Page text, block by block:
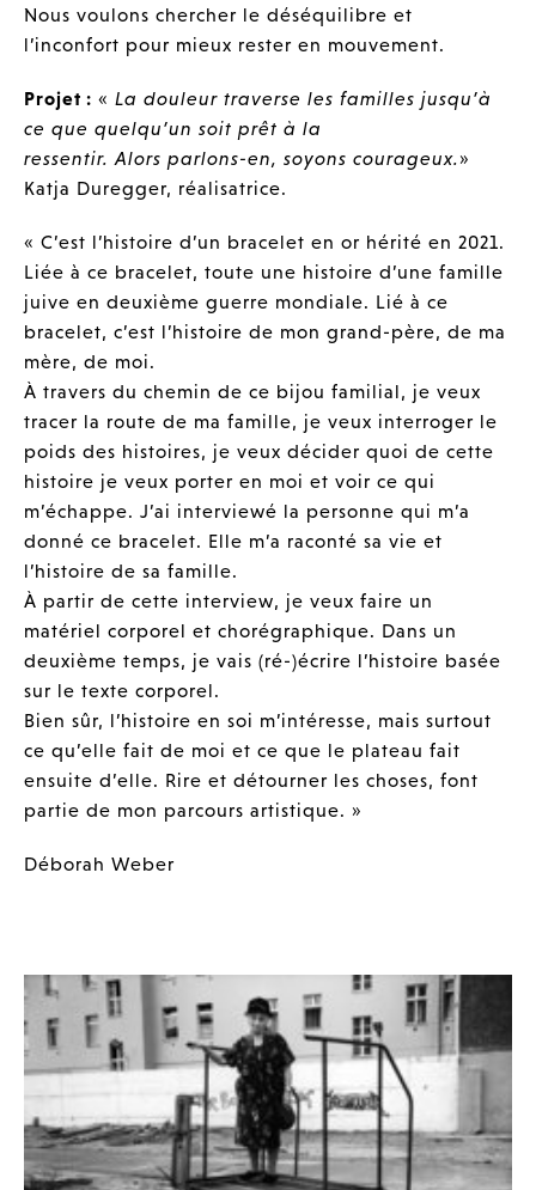
Nous voulons chercher le déséquilibre et
l’inconfort pour mieux rester en mouvement.
Projet : « La douleur traverse les familles jusqu’à
ce que quelqu’un soit prêt à la
ressentir. Alors parlons-en, soyons courageux.»
Katja Duregger, réalisatrice.
« C’est l’histoire d’un bracelet en or hérité en 2021.
Liée à ce bracelet, toute une histoire d’une famille
juive en deuxième guerre mondiale. Lié à ce
bracelet, c’est l’histoire de mon grand-père, de ma
mère, de moi.
À travers du chemin de ce bijou familial, je veux
tracer la route de ma famille, je veux interroger le
poids des histoires, je veux décider quoi de cette
histoire je veux porter en moi et voir ce qui
m’échappe. J’ai interviewé la personne qui m’a
donné ce bracelet. Elle m’a raconté sa vie et
l’histoire de sa famille.
À partir de cette interview, je veux faire un
matériel corporel et chorégraphique. Dans un
deuxième temps, je vais (ré-)écrire l’histoire basée
sur le texte corporel.
Bien sûr, l’histoire en soi m’intéresse, mais surtout
ce qu’elle fait de moi et ce que le plateau fait
ensuite d’elle. Rire et détourner les choses, font
partie de mon parcours artistique. »
Déborah Weber